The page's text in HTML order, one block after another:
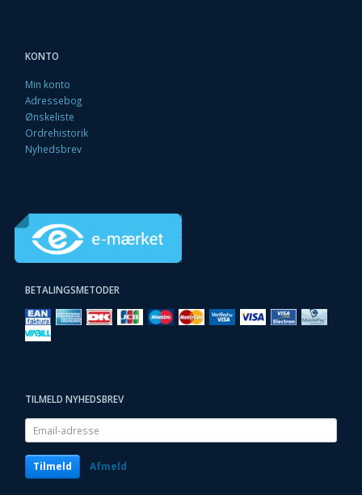
KONTO
Min konto
Adressebog
Ønskeliste
Ordrehistorik
Nyhedsbrev
BETALINGSMETODER
TILMELD NYHEDSBREV
Email-
adresse
Tilmeld Afmeld